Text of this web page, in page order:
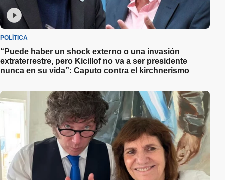
POLÍTICA
“Puede haber un shock externo o una invasión
extraterrestre, pero Kicillof no va a ser presidente
nunca en su vida”: Caputo contra el kirchnerismo